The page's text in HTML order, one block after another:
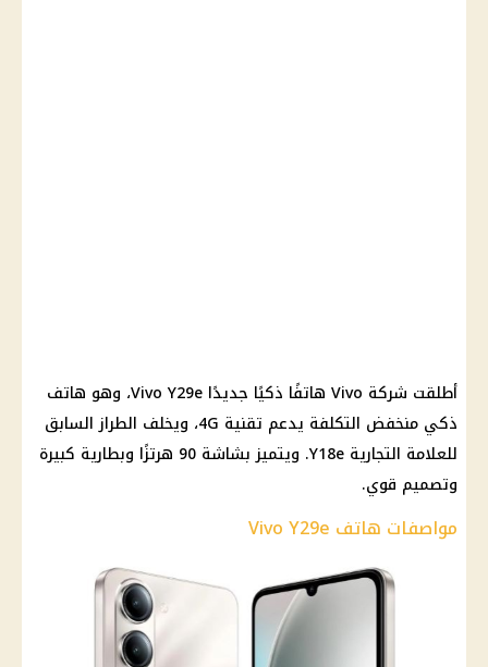
أطلقت شركة Vivo هاتفًا ذكيًا جديدًا Vivo Y29e، وهو هاتف
ذكي منخفض التكلفة يدعم تقنية 4G، ويخلف الطراز السابق
للعلامة التجارية Y18e. ويتميز بشاشة 90 هرتزًا وبطارية كبيرة
وتصميم قوي.
مواصفات هاتف Vivo Y29e